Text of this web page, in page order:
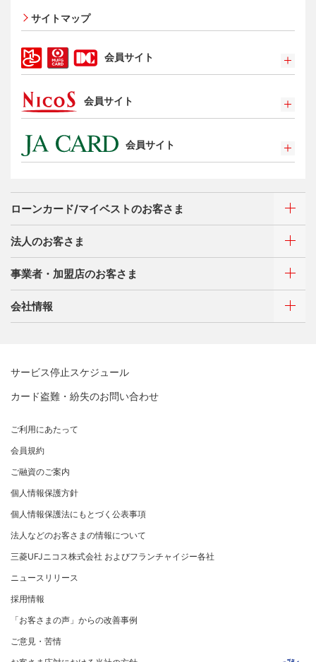
エクスプレス予約サービス（プラスEX会員）
タッチ決済
サイトマップ
会員サイト
特典・サービス
選べるお支払方法
カードローン・キャッシング
お客さまサポート
会員サイト
特典・サービス
選べるお支払方法
お客さまサポート
サイトマップ
会員サイト
特典・サービス
選べるお支払方法
お客さまサポート
サイトマップ
ローンカード/マイベストのお客さま
ご利用・お支払い方法
ATMネットワーク
借入時残高スライドリボルビング方式
各種照会・お手続き
三菱UFJニコス ローンカード 各種規約
法人のお客さま
三菱ＵＦＪカード会員の方
NICOSカード会員の方
プラチナ会員さま専用の特別なサービス Platinum
Special Service
大規模企業のお客さまだけにご利用いただけるサービス
各種照会・お手続き
法人のお客さま サイトマップ
法人向けポータルサイト
事業者・加盟店のお客さま
お取り扱いいただけるカード情報とお支払い情報
加盟店規約/その他ご注意事項
個人情報のお取り扱いに関するお願い
[EC加盟店さまへ] 情報漏えい対策のお願い
[EC加盟店さまへ] 不正ログイン対策のお願い
各種お問い合わせ
サービス・ソリューション
ト）
セキュリティサービス
よくあるご質問
事業者・加盟店のお客さま
法人向けポータルサイト
会社情報
三菱UFJニコスについて
経営ビジョン・行動規範
企業姿勢・ポリシー
コンプライアンス
コーポレートガバナンスについて
情報セキュリティの取り組み
リスク管理
マネー・ローンダリングおよびテロ資金供与等の対策に
関する取り組み
個人情報保護方針
クレジットポリシー
金融商品販売などの勧誘方針
お客さま応対における当社の方針
サステナビリティへの取り組み
サステナビリティへの取り組み
SDGsの達成に向けて
復興支援活動
お客さまに寄り添う
従業員とともに
MUFGグループ/サステナビリティサイト
ニュースリリース
お問い合わせ
重要なお知らせ
サービス停止スケジュール
カード盗難・紛失のお問い合わせ
ご利用にあたって
会員規約
ご融資のご案内
個人情報保護方針
個人情報保護法にもとづく公表事項
法人などのお客さまの情報について
三菱UFJニコス株式会社 およびフランチャイジー各社
ニュースリリース
採用情報
「お客さまの声」からの改善事例
ご意見・苦情